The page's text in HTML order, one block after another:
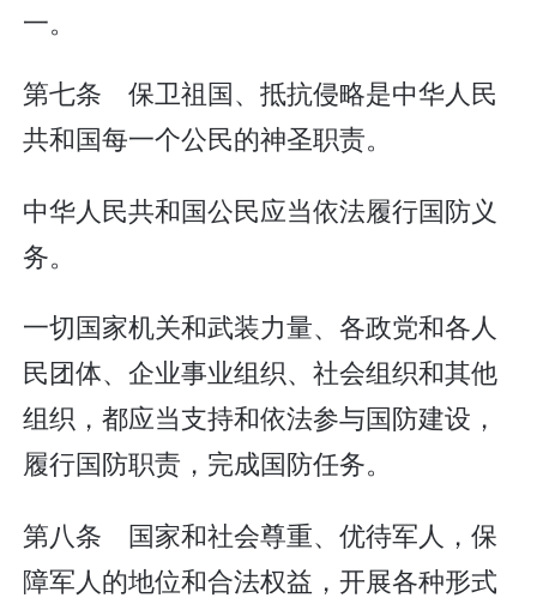
一。
第七条 保卫祖国、抵抗侵略是中华人民
共和国每一个公民的神圣职责。
中华人民共和国公民应当依法履行国防义
务。
一切国家机关和武装力量、各政党和各人
民团体、企业事业组织、社会组织和其他
组织，都应当支持和依法参与国防建设，
履行国防职责，完成国防任务。
第八条 国家和社会尊重、优待军人，保
障军人的地位和合法权益，开展各种形式